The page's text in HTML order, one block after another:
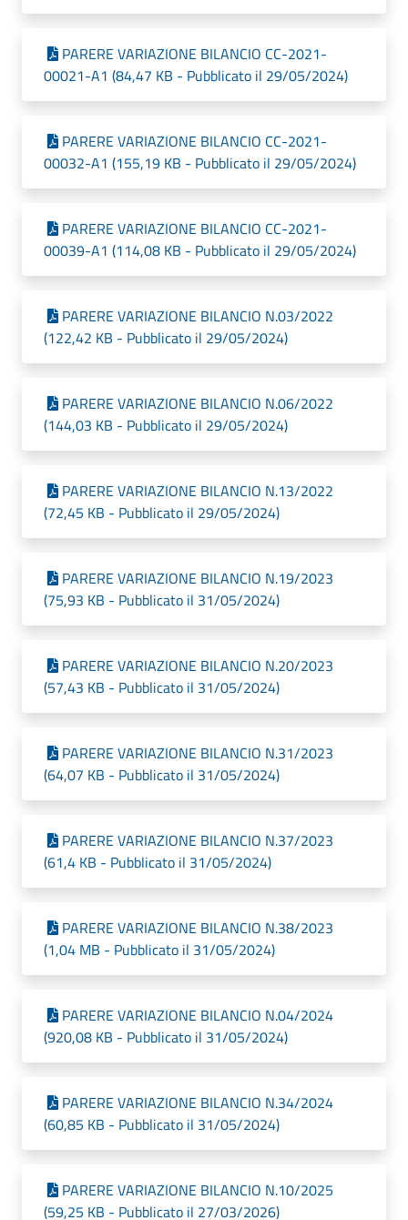
PARERE VARIAZIONE BILANCIO CC-2021-
00021-A1 (84,47 KB - Pubblicato il 29/05/2024)
PARERE VARIAZIONE BILANCIO CC-2021-
00032-A1 (155,19 KB - Pubblicato il 29/05/2024)
PARERE VARIAZIONE BILANCIO CC-2021-
00039-A1 (114,08 KB - Pubblicato il 29/05/2024)
PARERE VARIAZIONE BILANCIO N.03/2022
(122,42 KB - Pubblicato il 29/05/2024)
PARERE VARIAZIONE BILANCIO N.06/2022
(144,03 KB - Pubblicato il 29/05/2024)
PARERE VARIAZIONE BILANCIO N.13/2022
(72,45 KB - Pubblicato il 29/05/2024)
PARERE VARIAZIONE BILANCIO N.19/2023
(75,93 KB - Pubblicato il 31/05/2024)
PARERE VARIAZIONE BILANCIO N.20/2023
(57,43 KB - Pubblicato il 31/05/2024)
PARERE VARIAZIONE BILANCIO N.31/2023
(64,07 KB - Pubblicato il 31/05/2024)
PARERE VARIAZIONE BILANCIO N.37/2023
(61,4 KB - Pubblicato il 31/05/2024)
PARERE VARIAZIONE BILANCIO N.38/2023
(1,04 MB - Pubblicato il 31/05/2024)
PARERE VARIAZIONE BILANCIO N.04/2024
(920,08 KB - Pubblicato il 31/05/2024)
PARERE VARIAZIONE BILANCIO N.34/2024
(60,85 KB - Pubblicato il 31/05/2024)
PARERE VARIAZIONE BILANCIO N.10/2025
(59,25 KB - Pubblicato il 27/03/2026)